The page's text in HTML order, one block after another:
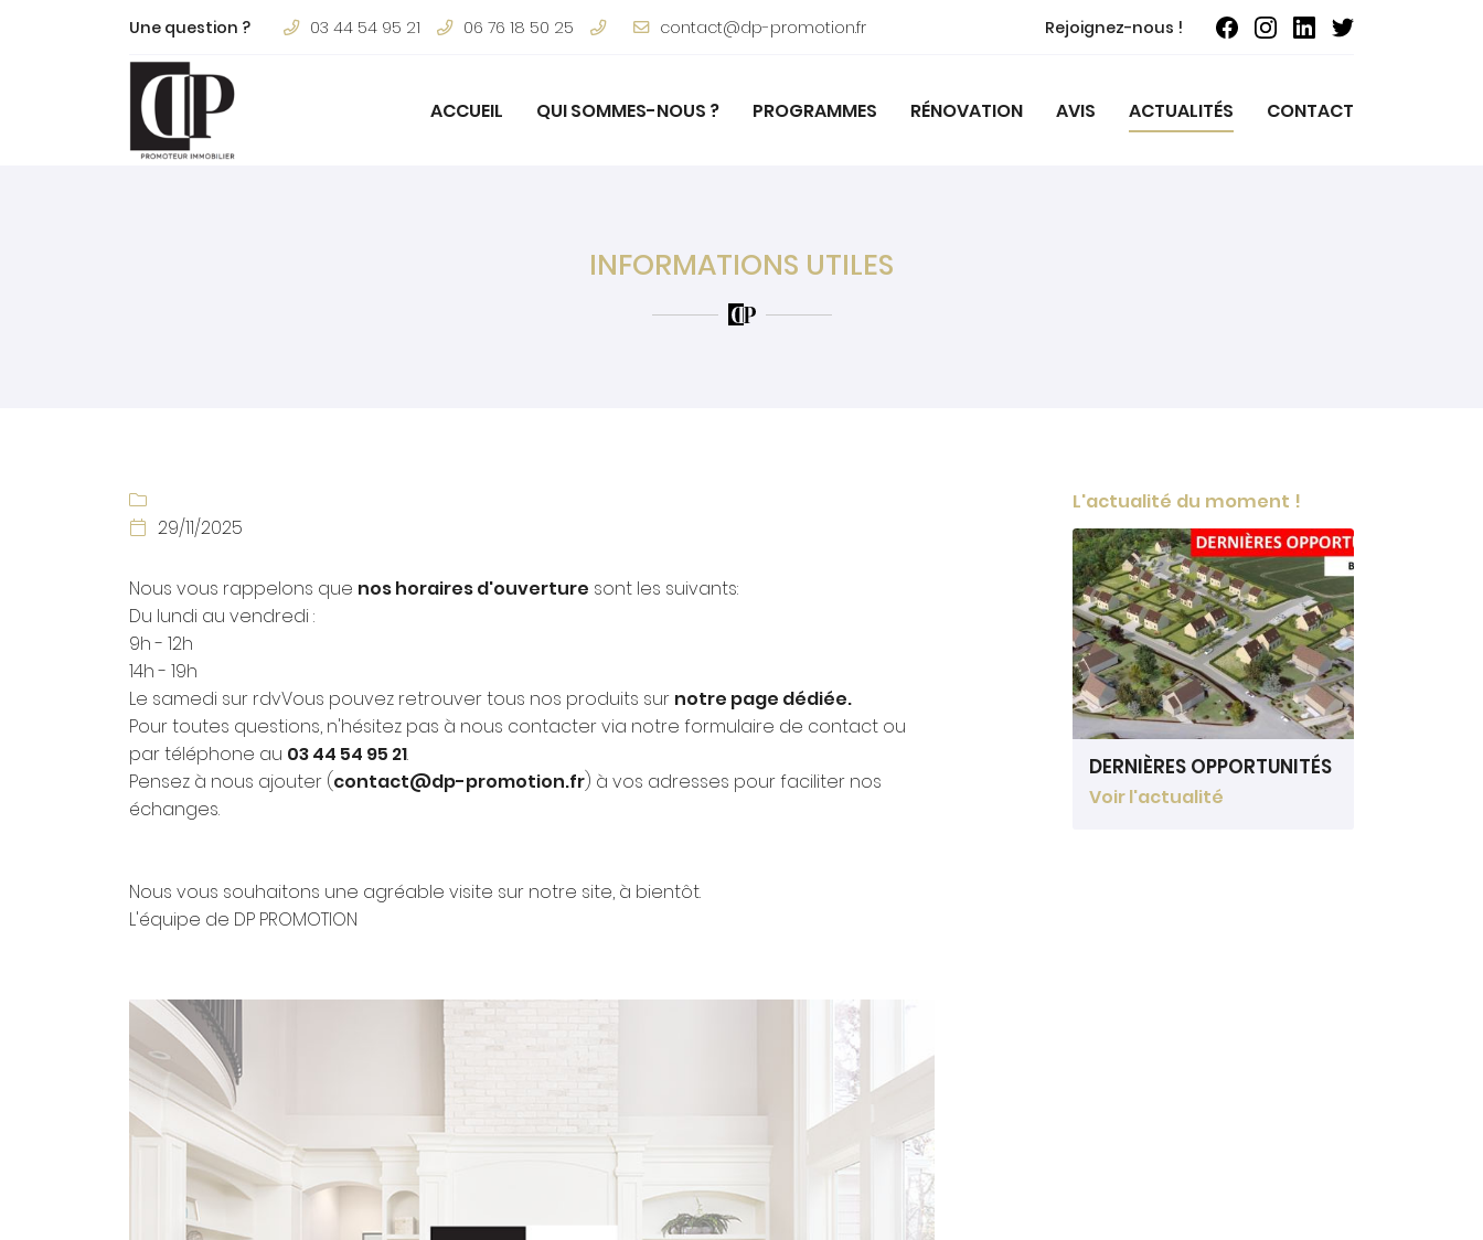
Une question ? 03 44 54 95 21 06 76 18 50 25 Rejoignez-nous !
ACCUEIL QUI SOMMES-NOUS ? PROGRAMMES RÉNOVATION AVIS ACTUALITÉS CONTACT
18 Rue de la Duchesse de Chartres
60500 Vineuil-Saint-Firmin
03 44 54 95 21
INFORMATIONS UTILES


29/11/2025
Nous vous rappelons que nos horaires d'ouverture sont les suivants:
Du lundi au vendredi :
9h - 12h
14h - 19h
Le samedi sur rdvVous pouvez retrouver tous nos produits sur notre page dédiée.
Pour toutes questions, n'hésitez pas à nous contacter via notre formulaire de contact ou
par téléphone au 03 44 54 95 21.
Pensez à nous ajouter (contact@dp-promotion.fr) à vos adresses pour faciliter nos
échanges.
Nous vous souhaitons une agréable visite sur notre site, à bientôt.
L'équipe de DP PROMOTION
L'actualité du moment !
DERNIÈRES OPPORTUNITÉS
Voir l'actualité